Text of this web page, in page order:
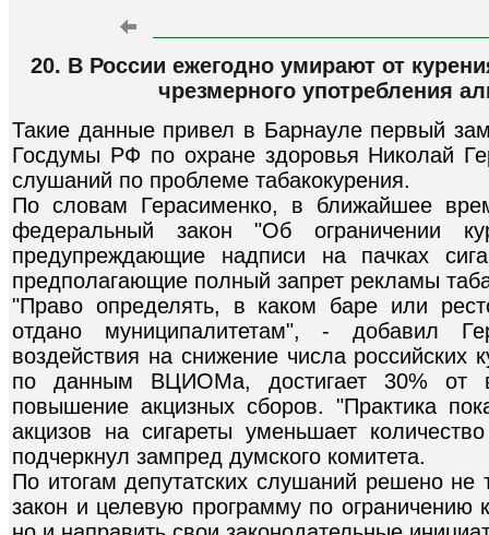
20. В России ежегодно умирают от
чрезмерного употребления
Такие данные привел в Барнауле первый
Госдумы РФ по охране здоровья Николай
слушаний по проблеме табакокурения.
По словам Герасименко, в ближайшее
федеральный закон "Об ограничении
предупреждающие надписи на пачках
предполагающие полный запрет рекламы
"Право определять, в каком баре или
отдано муниципалитетам", - добавил
воздействия на снижение числа российских
по данным ВЦИОМа, достигает 30% от
повышение акцизных сборов. "Практика
акцизов на сигареты уменьшает
подчеркнул зампред думского комитета.
По итогам депутатских слушаний решено не
закон и целевую программу по ограничению